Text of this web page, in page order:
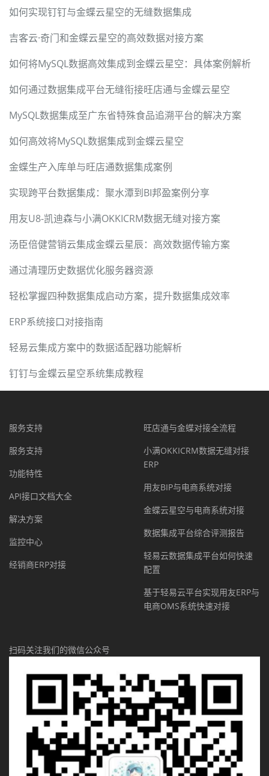
如何实现钉钉与金蝶云星空的无缝数据集成
吉客云·奇门和金蝶云星空的高效数据对接方案
如何将MySQL数据高效集成到金蝶云星空：具体案例解析
如何通过数据集成平台无缝衔接旺店通与金蝶云星空
MySQL数据集成至广东省特殊食品追溯平台的解决方案
如何高效将MySQL数据集成到金蝶云星空
金蝶生产入库单与旺店通数据集成案例
实现跨平台数据集成：聚水潭到BI邦盈案例分享
用友U8-凯迪森与小满OKKICRM数据无缝对接方案
汤臣倍健营销云集成金蝶云星辰：高效数据传输方案
通过清理历史数据优化服务器资源
轻松掌握四种数据集成启动方案，提升数据集成效率
ERP系统接口对接指南
轻易云集成方案中的数据适配器功能解析
钉钉与金蝶云星空系统集成教程
服务支持
服务支持
功能特性
API接口文档大全
解决方案
监控中心
经销商ERP对接
旺店通与金蝶对接全流程
小满OKKICRM数据无缝对接
ERP
用友BIP与电商系统对接
金蝶云星空与电商系统对接
数据集成平台综合评测报告
轻易云数据集成平台如何快速
配置
基于轻易云平台实现用友ERP与
电商OMS系统快速对接
扫码关注我们的微信公众号